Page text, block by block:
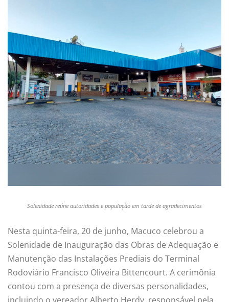
Solenidade reúne autoridades e população em tarde de agradecimentos
Nesta quinta-feira, 20 de junho, Macuco celebrou a
Solenidade de Inauguração das Obras de Adequação e
Manutenção das Instalações Prediais do Terminal
Rodoviário Francisco Oliveira Bittencourt. A cerimônia
contou com a presença de diversas personalidades,